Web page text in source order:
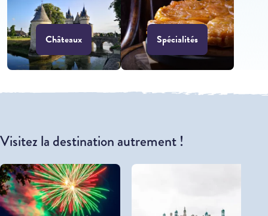
Châteaux Spécialités
Visitez la destination autrement !